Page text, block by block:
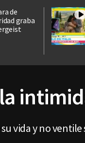
de
graba
vida y no